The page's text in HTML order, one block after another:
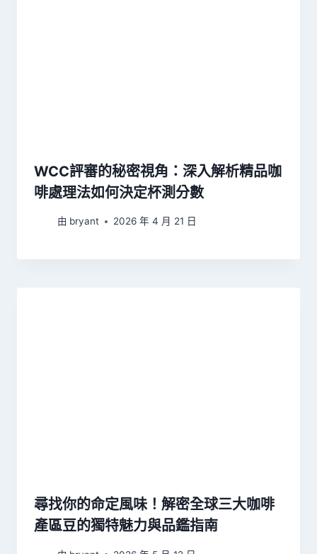
WCC評審的秘密視角：深入解析精品咖
啡處理法如何決定杯測分數
由 bryant 2026 年 4 月 21 日
尋找你的命定風味！解密全球三大咖啡
產區豆的獨特魅力與品鑑指南